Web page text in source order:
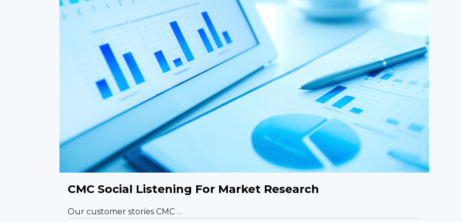
CMC Social Listening For Market Research
Our customer stories CMC …